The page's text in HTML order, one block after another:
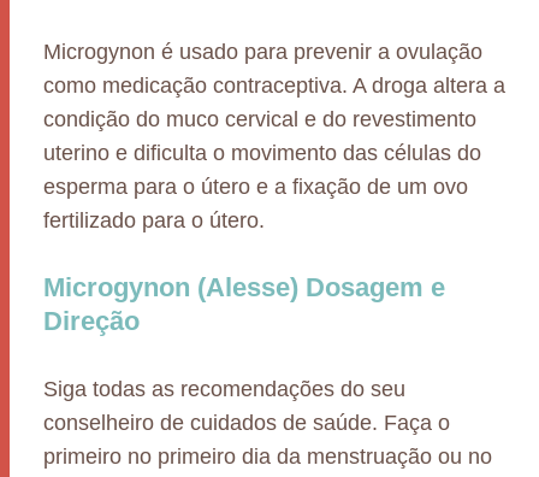
Microgynon é usado para prevenir a ovulação
como medicação contraceptiva. A droga altera a
condição do muco cervical e do revestimento
uterino e dificulta o movimento das células do
esperma para o útero e a fixação de um ovo
fertilizado para o útero.
Microgynon (Alesse) Dosagem e
Direção
Siga todas as recomendações do seu
conselheiro de cuidados de saúde. Faça o
primeiro no primeiro dia da menstruação ou no